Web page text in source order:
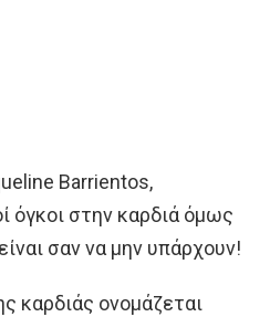
Barrientos,
όγκοι στην καρδιά όμως
σαν να μην υπάρχουν!
καρδιάς ονομάζεται